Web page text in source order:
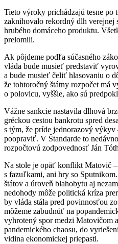
Tieto výroky prichádzajú tesne po
zaknihovalo rekordný dlh verejnej
hrubého domáceho produktu.
prelomili.
Ak pôjdeme podľa súčasného
vláda bude musieť predstaviť
a bude musieť čeliť hlasovaniu o
že tohtoročný štátny rozpočet má
o polovicu, vyššie, ako sú
Vážne sankcie nastavila dlhová
gréckou cestou bankrotu spred
s tým, že príde jednorazový výkyv
poopraviť. V Štandarde to nedávno
rozpočtovú zodpovednosť Ján
Na stole je opäť konflikt Matovič
s fazuľkami, ani hry so
štátov a úroveň blahobytu aj
nedohody môže politická kríza
by vláda stála pred povinnosťou
môžeme zabudnúť na
vyhrotený spor medzi Matovičom
pandemického chaosu, do
vidina ekonomickej priepasti.